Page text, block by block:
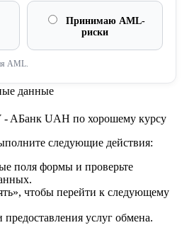
Принимаю AML-
риски
AML.
данные
AБанк UAH по хорошему курсу
следующие действия:
поля формы и проверьте
чтобы перейти к следующему
услуг обмена.